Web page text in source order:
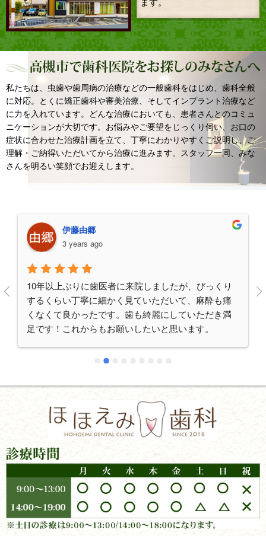
ます。
私たちは、虫歯や歯周病の治療などの一般歯科をはじめ、歯科全般
に対応。とくに矯正歯科や審美治療、そしてインプラント治療など
に力を入れています。どんな治療においても、患者さんとのコミュ
ニケーションが大切です。お悩みやご要望をじっくり伺い、お口の
症状に合わせた治療計画を立て、丁寧にわかりやすくご説明し、ご
理解・ご納得いただいてから治療に進みます。スタッフ一同、みな
さんを明るい笑顔でお迎えします。
伊藤由郷
3 years ago
10年以上ぶりに歯医者に来院しましたが、びっくり
するくらい丁寧に細かく見ていただいて、麻酔も痛
くなくて良かったです。歯も綺麗にしていただき満
足です！これからもお願いしたいと思います。